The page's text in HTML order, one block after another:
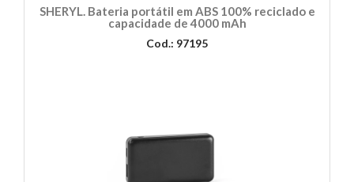
SHERYL. Bateria portátil em ABS 100% reciclado e
capacidade de 4000 mAh
Cod.: 97195